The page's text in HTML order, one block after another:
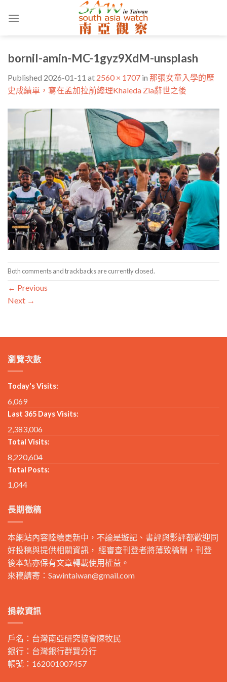
bornil-amin-MC-1gyz9XdM-unsplash
Published 2026-01-11 at 2560 × 1707 in 那張女童入學的歷
史成績單，寫在孟加拉前總理Khaleda Zia辭世之後
Both comments and trackbacks are currently closed.
← Previous
Next →
瀏覽次數
Today's Visits:
6,069
Last 365 Days Visits:
2,383,006
Total Visits:
8,220,604
Total Posts:
1,044
長期徵稿
本網站內容陸續更新中，不論是遊記、書評與影評都歡迎同
好投稿與提供相關資訊， 經審查刊登者將薄致稿酬，刊登
後本站亦保有文章轉載使用權益。
來稿請寄： Sawintaiwan@gmail.com
捐款資訊
戶名：台灣南亞研究協會陳牧民
銀行：台灣銀行群賢分行
帳號：162001007457